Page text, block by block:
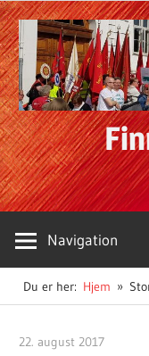
Skip
to
content
Navigation
Du er her: Hjem
22. august 2017